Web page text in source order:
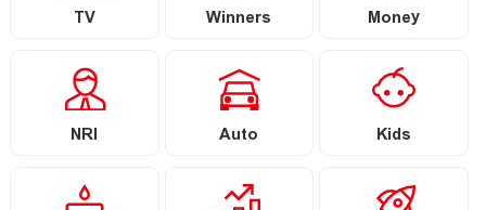
TV Winners Money
NRI Auto Kids